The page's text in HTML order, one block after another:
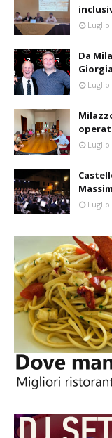
Luglio
Da
Luglio
Luglio
Luglio